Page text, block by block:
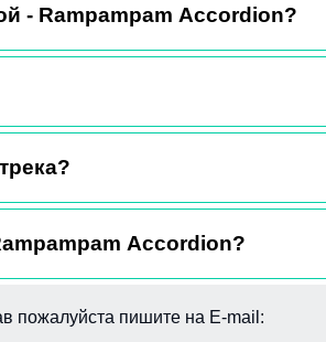
- Rampampam Accordion?
Accordion?
пожалуйста пишите на E-mail: